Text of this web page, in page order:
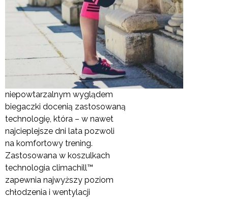
niepowtarzalnym wyglądem
biegaczki docenią zastosowaną
technologię, która – w nawet
najcieplejsze dni lata pozwoli
na komfortowy trening.
Zastosowana w koszulkach
technologia climachill™
zapewnia najwyższy poziom
chłodzenia i wentylacji